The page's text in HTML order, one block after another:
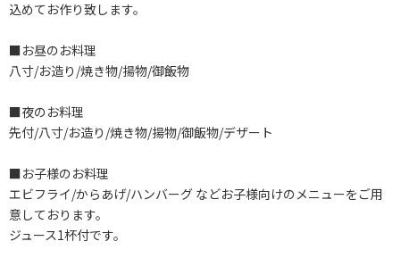
込めてお作り致します。
■お昼のお料理
八寸/お造り/焼き物/揚物/御飯物
■夜のお料理
先付/八寸/お造り/焼き物/揚物/御飯物/デザート
■お子様のお料理
エビフライ/からあげ/ハンバーグ などお子様向けのメニューをご用
意しております。
ジュース1杯付です。